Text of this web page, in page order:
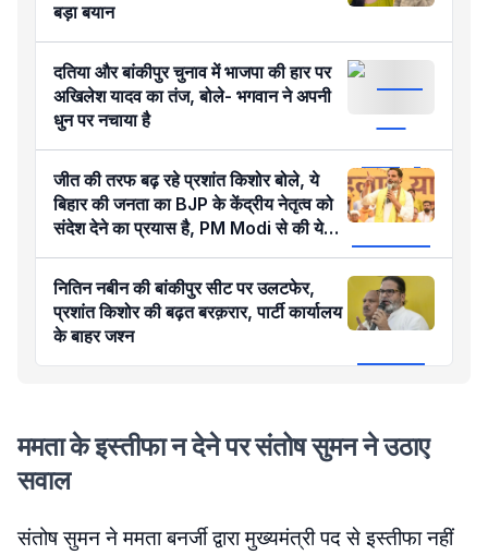
बड़ा बयान
दतिया और बांकीपुर चुनाव में भाजपा की हार पर
अखिलेश यादव का तंज, बोले- भगवान ने अपनी
धुन पर नचाया है
जीत की तरफ बढ़ रहे प्रशांत किशोर बोले, ये
बिहार की जनता का BJP के केंद्रीय नेतृत्व को
संदेश देने का प्रयास है, PM Modi से की ये
मांग
नितिन नबीन की बांकीपुर सीट पर उलटफेर,
प्रशांत किशोर की बढ़त बरक़रार, पार्टी कार्यालय
के बाहर जश्न
ममता के इस्तीफा न देने पर संतोष सुमन ने उठाए
सवाल
संतोष सुमन ने ममता बनर्जी द्वारा मुख्यमंत्री पद से इस्तीफा नहीं